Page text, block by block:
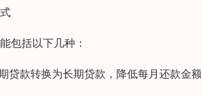
包括以下几种：
贷款转换为长期贷款，降低每月还款金